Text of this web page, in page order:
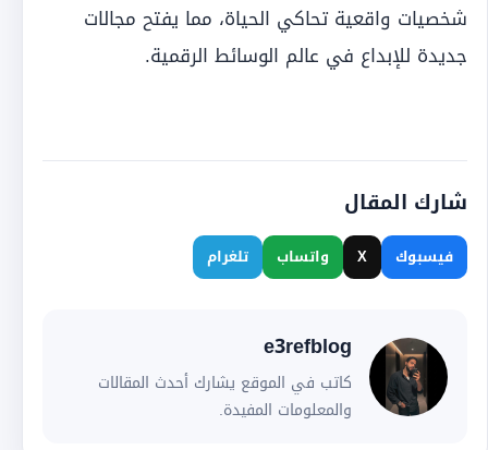
شخصيات واقعية تحاكي الحياة، مما يفتح مجالات
جديدة للإبداع في عالم الوسائط الرقمية.
شارك المقال
فيسبوك X واتساب تلغرام
e3refblog
كاتب في الموقع يشارك أحدث المقالات
والمعلومات المفيدة.